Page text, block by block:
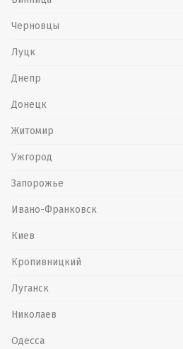
Черновцы
Луцк
Днепр
Донецк
Житомир
Ужгород
Запорожье
Ивано-Франковск
Киев
Кропивницкий
Луганск
Николаев
Одесса